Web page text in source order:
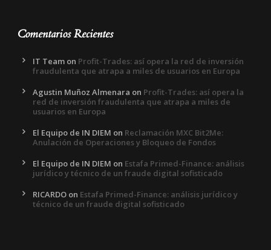
Comentarios Recientes
IT Team on Profit-Trades: así opera la red de inversión
fraudulenta que atrapa a miles de usuarios en Europa
Agustin Muñoz Almenara on Profit-Trades: así opera la
red de inversión fraudulenta que atrapa a miles de
usuarios en Europa
El Equipo de IN DIEM on Reclamación MXC Bit2Me:
Anulación de Operaciones y Bloqueo de Fondos
El Equipo de IN DIEM on Estafa Primed-Finance: análisis
jurídico y técnico de un fraude digital sofisticado
RICARDO on Estafa Primed-Finance: análisis jurídico y
técnico de un fraude digital sofisticado